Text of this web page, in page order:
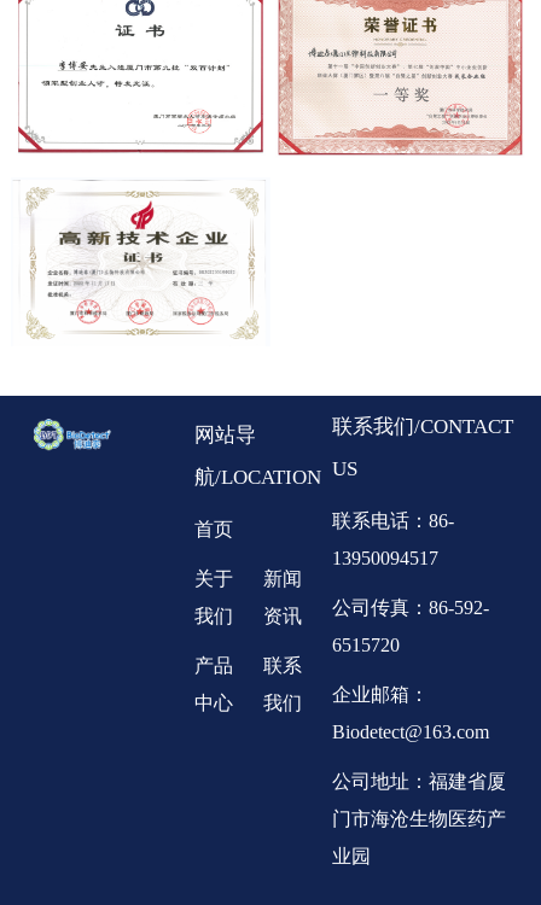
网站导
航/LOCATION
首页
关于
我们
产品
中心
新闻
资讯
联系
我们
联系我们/CONTACT
US
联系电话：86-
13950094517
公司传真：86-592-
6515720
企业邮箱：
Biodetect@163.com
公司地址：福建省厦
门市海沧生物医药产
业园